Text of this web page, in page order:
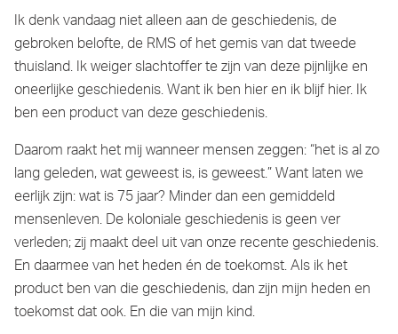
Ik denk vandaag niet alleen aan de geschiedenis, de
gebroken belofte, de RMS of het gemis van dat tweede
thuisland. Ik weiger slachtoffer te zijn van deze pijnlijke en
oneerlijke geschiedenis. Want ik ben hier en ik blijf hier. Ik
ben een product van deze geschiedenis.
Daarom raakt het mij wanneer mensen zeggen: “het is al zo
lang geleden, wat geweest is, is geweest.” Want laten we
eerlijk zijn: wat is 75 jaar? Minder dan een gemiddeld
mensenleven. De koloniale geschiedenis is geen ver
verleden; zij maakt deel uit van onze recente geschiedenis.
En daarmee van het heden én de toekomst. Als ik het
product ben van die geschiedenis, dan zijn mijn heden en
toekomst dat ook. En die van mijn kind.